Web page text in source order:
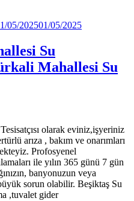
05/202501/05/2025
Su
Mahallesi Su
olarak eviniz,işyeriniz
arıza , bakım ve onarımları
Profosyenel
ile yılın 365 günü 7 gün
banyonuzun veya
sorun olabilir. Beşiktaş Su
,tuvalet gider